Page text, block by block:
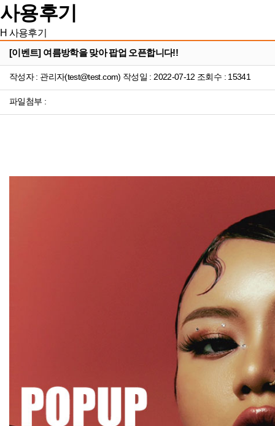
사용후기
H 사용후기
[이벤트] 여름방학을 맞아 팝업 오픈합니다!!
작성자 : 관리자(test@test.com) 작성일 : 2022-07-12 조회수 : 15341
파일첨부 :